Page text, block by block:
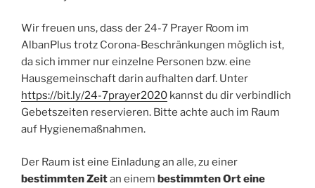
Wir freuen uns, dass der 24-7 Prayer Room im
AlbanPlus trotz Corona-Beschränkungen möglich ist,
da sich immer nur einzelne Personen bzw. eine
Hausgemeinschaft darin aufhalten darf. Unter
https://bit.ly/24-7prayer2020 kannst du dir verbindlich
Gebetszeiten reservieren. Bitte achte auch im Raum
auf Hygienemaßnahmen.
Der Raum ist eine Einladung an alle, zu einer
bestimmten Zeitan einem bestimmten Ort eine